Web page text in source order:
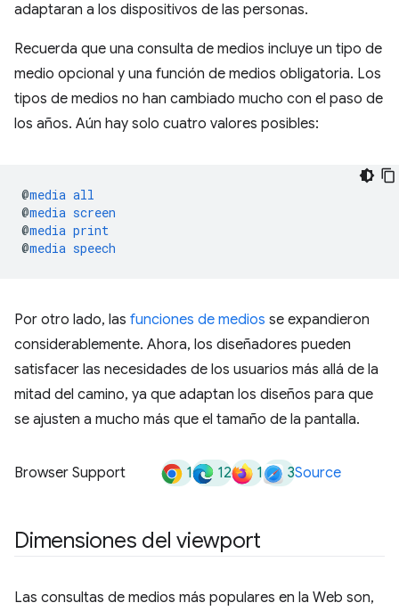
adaptaran a los dispositivos de las personas.
Recuerda que una consulta de medios incluye un tipo de
medio opcional y una función de medios obligatoria. Los
tipos de medios no han cambiado mucho con el paso de
los años. Aún hay solo cuatro valores posibles:
@media all
@media screen
@media print
@media speech
Por otro lado, las funciones de medios se expandieron
considerablemente. Ahora, los diseñadores pueden
satisfacer las necesidades de los usuarios más allá de la
mitad del camino, ya que adaptan los diseños para que
se ajusten a mucho más que el tamaño de la pantalla.
Browser Support 1 12 1 3Source
Dimensiones del viewport
Las consultas de medios más populares en la Web son,